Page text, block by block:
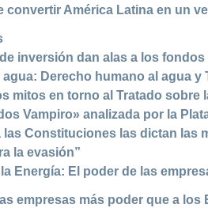
convertir América Latina en un
inversión dan alas a los
Derecho humano al agua y
mitos en torno al Tratado sobre
Vampiro» analizada por la
Constituciones las dictan las
la evasión”
Energía: El poder de las
empresas más poder que a los